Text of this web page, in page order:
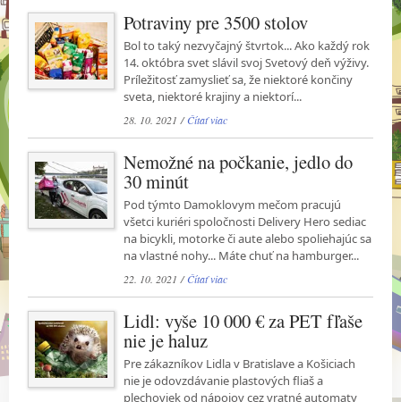
Potraviny pre 3500 stolov
Bol to taký nezvyčajný štvrtok... Ako každý rok
14. októbra svet slávil svoj Svetový deň výživy.
Príležitosť zamyslieť sa, že niektoré končiny
sveta, niektoré krajiny a niektorí...
28. 10. 2021 /Čítať viac
Nemožné na počkanie, jedlo do
30 minút
Pod týmto Damoklovym mečom pracujú
všetci kuriéri spoločnosti Delivery Hero sediac
na bicykli, motorke či aute alebo spoliehajúc sa
na vlastné nohy... Máte chuť na hamburger...
22. 10. 2021 /Čítať viac
Lidl: vyše 10 000 € za PET fľaše
nie je haluz
Pre zákazníkov Lidla v Bratislave a Košiciach
nie je odovzdávanie plastových fliaš a
plechoviek od nápojov cez vratné automaty